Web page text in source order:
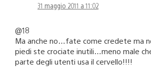
31 maggio 2011 a 11:02
@18
Ma anche no…fate come credete ma
piedi ste crociate inutili…meno male
parte degli utenti usa il cervello!!!!